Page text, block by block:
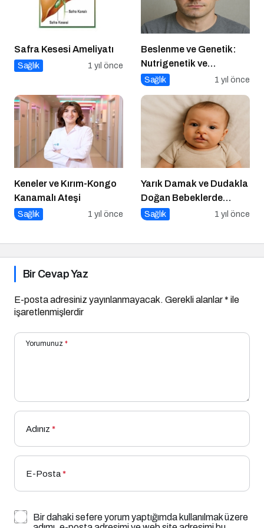
Safra Kesesi Ameliyatı
Sağlık 1 yıl önce
Beslenme ve Genetik:
Nutrigenetik ve
Nutrigenomik’in Rolü
Sağlık 1 yıl önce
Keneler ve Kırım-Kongo
Kanamalı Ateşi
Sağlık 1 yıl önce
Yarık Damak ve Dudakla
Doğan Bebeklerde
Beslenme
Sağlık 1 yıl önce
Bir Cevap Yaz
E-posta adresiniz yayınlanmayacak. Gerekli alanlar* ile
işaretlenmişlerdir
Yorumunuz *
Adınız *
E-Posta*
Bir dahaki sefere yorum yaptığımda kullanılmak üzere